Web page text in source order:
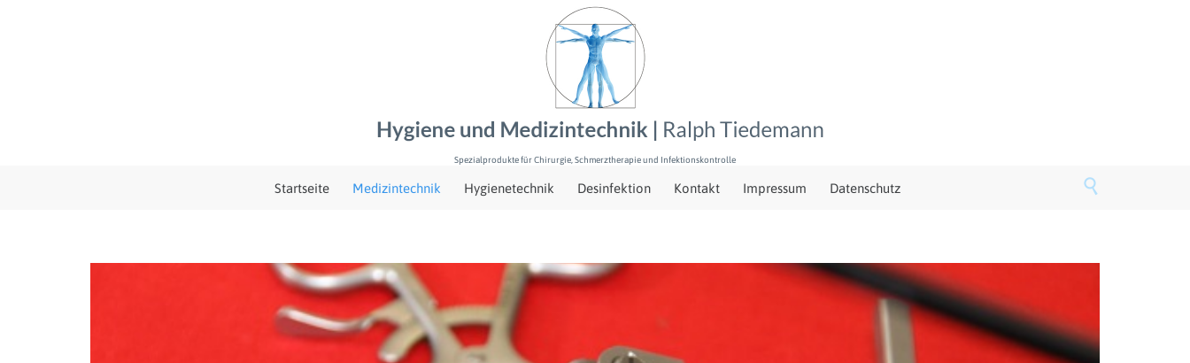
Spezialprodukte für Chirurgie, Schmerztherapie und Infektionskontrolle
to
Startseite Medizintechnik Hygienetechnik Desinfektion Kontakt Impressum Datenschutz 